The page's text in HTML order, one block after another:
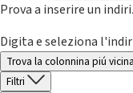
Prova a inserire un
Digita e seleziona
Trova la colonnina piú vicina
Filtri